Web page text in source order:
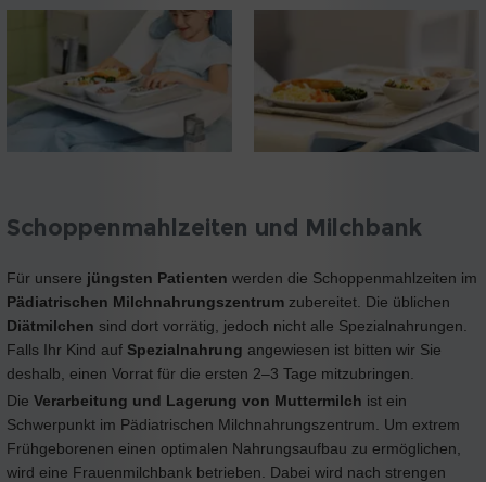
Schoppenmahlzeiten und Milchbank
Für unsere jüngsten Patienten werden die Schoppenmahlzeiten im
Pädiatrischen Milchnahrungszentrum zubereitet. Die üblichen
Diätmilchen sind dort vorrätig, jedoch nicht alle Spezialnahrungen.
Falls Ihr Kind auf Spezialnahrung angewiesen ist bitten wir Sie
deshalb, einen Vorrat für die ersten 2–3 Tage mitzubringen.
Die Verarbeitung und Lagerung von Muttermilch ist ein
Schwerpunkt im Pädiatrischen Milchnahrungszentrum. Um extrem
Frühgeborenen einen optimalen Nahrungsaufbau zu ermöglichen,
wird eine Frauenmilchbank betrieben. Dabei wird nach strengen